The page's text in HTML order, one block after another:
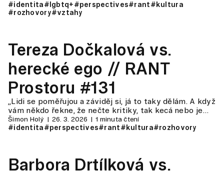
#identita#lgbtq+#perspectives#rant#kultura
#rozhovory#vztahy
Tereza Dočkalová vs.
herecké ego // RANT
Prostoru #131
„Lidi se poměřujou a záviděj si, já to taky dělám. A když
vám někdo řekne, že nečte kritiky, tak kecá nebo je…
Šimon Holý 26. 3. 2026 1 minuta čtení
#identita#perspectives#rant#kultura#rozhovory
Barbora Drtílková vs.